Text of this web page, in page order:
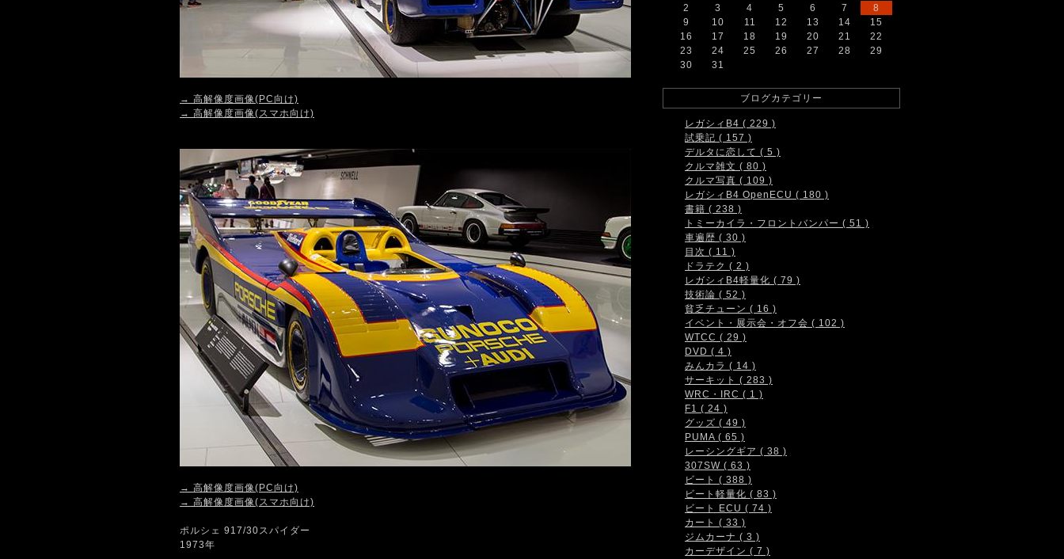
→ 高解像度画像(PC向け)
→ 高解像度画像(スマホ向け)
→ 高解像度画像(PC向け)
→ 高解像度画像(スマホ向け)
ポルシェ 917/30スパイダー
1973年
2
3 4 5 6 7
8
9
10 11 12 13 14
15
16
17 18 19 20 21
22
23
24 25 26 27 28
29
30
31
ブログカテゴリー
レガシィB4 ( 229 )
試乗記 ( 157 )
デルタに恋して ( 5 )
クルマ雑文 ( 80 )
クルマ写真 ( 109 )
レガシィB4 OpenECU ( 180 )
書籍 ( 238 )
トミーカイラ・フロントバンパー ( 51 )
車遍歴 ( 30 )
目次 ( 11 )
ドラテク ( 2 )
レガシィB4軽量化 ( 79 )
技術論 ( 52 )
貧乏チューン ( 16 )
イベント・展示会・オフ会 ( 102 )
WTCC ( 29 )
DVD ( 4 )
みんカラ ( 14 )
サーキット ( 283 )
WRC・IRC ( 1 )
F1 ( 24 )
グッズ ( 49 )
PUMA ( 65 )
レーシングギア ( 38 )
307SW ( 63 )
ビート ( 388 )
ビート軽量化 ( 83 )
ビート ECU ( 74 )
カート ( 33 )
ジムカーナ ( 3 )
カーデザイン ( 7 )